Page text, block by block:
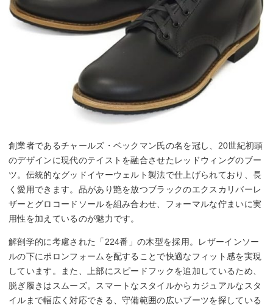
創業者であるチャールズ・ベックマン氏の名を冠し、20世紀初頭
のデザインに現代のテイストを融合させたレッドウィングのブー
ツ。伝統的なグッドイヤーウェルト製法で仕上げられており、長
く愛用できます。品があり艶を放つブラックのエクスカリバーレ
ザーとグロコードソールを組み合わせ、フォーマルな佇まいに実
用性を加えているのが魅力です。
解剖学的に考慮された「224番」の木型を採用。レザーインソー
ルの下にポロンフォームを配することで快適なフィット感を実現
しています。また、上部にスピードフックを追加しているため、
脱ぎ履きはスムーズ。スマートなスタイルからカジュアルなスタ
イルまで幅広く対応できる、守備範囲の広いブーツを探している